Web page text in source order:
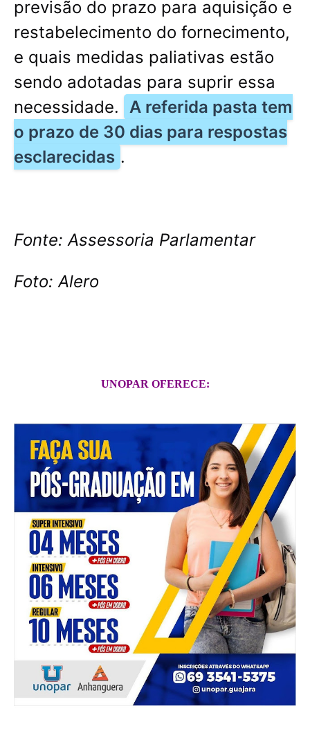
previsão do prazo para aquisição e
restabelecimento do fornecimento,
e quais medidas paliativas estão
sendo adotadas para suprir essa
necessidade. A referida pasta tem
o prazo de 30 dias para respostas
esclarecidas .
Fonte: Assessoria Parlamentar
Foto: Alero
UNOPAR OFERECE: